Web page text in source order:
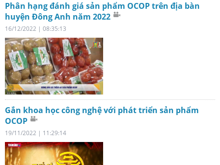
Phân hạng đánh giá sản phẩm OCOP trên địa bàn
huyện Đông Anh năm 2022
16/12/2022 | 08:35:13
Gắn khoa học công nghệ với phát triển sản phẩm
OCOP
19/11/2022 | 11:29:14